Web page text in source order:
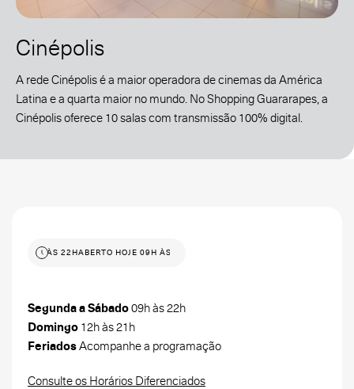
Cinépolis
A rede Cinépolis é a maior operadora de cinemas da América
Latina e a quarta maior no mundo. No Shopping Guararapes, a
Cinépolis oferece 10 salas com transmissão 100% digital.
09H ÀS 22HABERTO HOJE 09H ÀS 22H
Segunda a Sábado09h às 22h
Domingo 12h às 21h
FeriadosAcompanhe a programação
Consulte os Horários Diferenciados